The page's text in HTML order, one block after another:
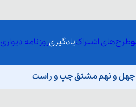
طرح‌های اشتراکیادگیریروزنامه دیواری
و نهم مشتق چپ و راست